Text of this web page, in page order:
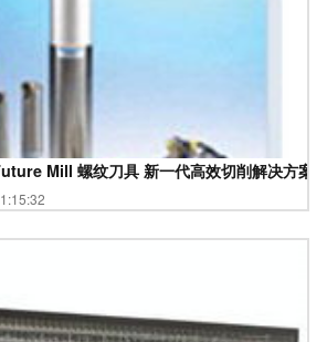
Mill 螺纹刀具 新一代高效切削解决方案